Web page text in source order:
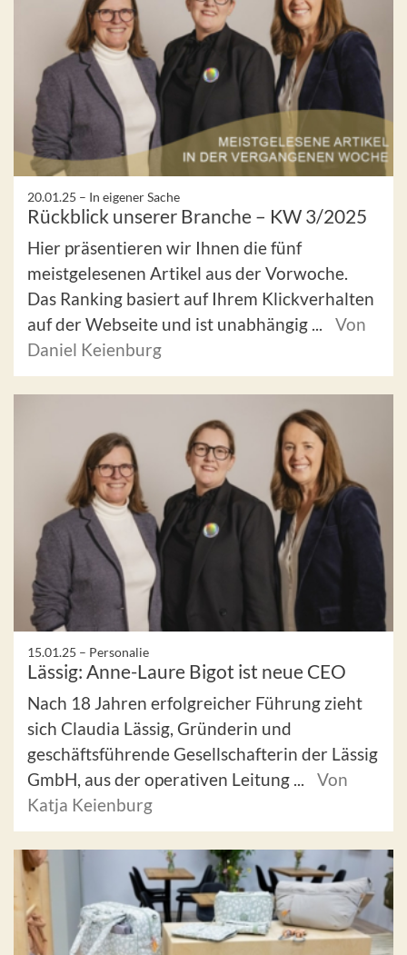
20.01.25 – In eigener Sache
Rückblick unserer Branche – KW 3/2025
Hier präsentieren wir Ihnen die fünf
meistgelesenen Artikel aus der Vorwoche.
Das Ranking basiert auf Ihrem Klickverhalten
auf der Webseite und ist unabhängig ...
Von
Daniel Keienburg
15.01.25 – Personalie
Lässig: Anne-Laure Bigot ist neue CEO
Nach 18 Jahren erfolgreicher Führung zieht
sich Claudia Lässig, Gründerin und
geschäftsführende Gesellschafterin der Lässig
GmbH, aus der operativen Leitung ...
Von
Katja Keienburg